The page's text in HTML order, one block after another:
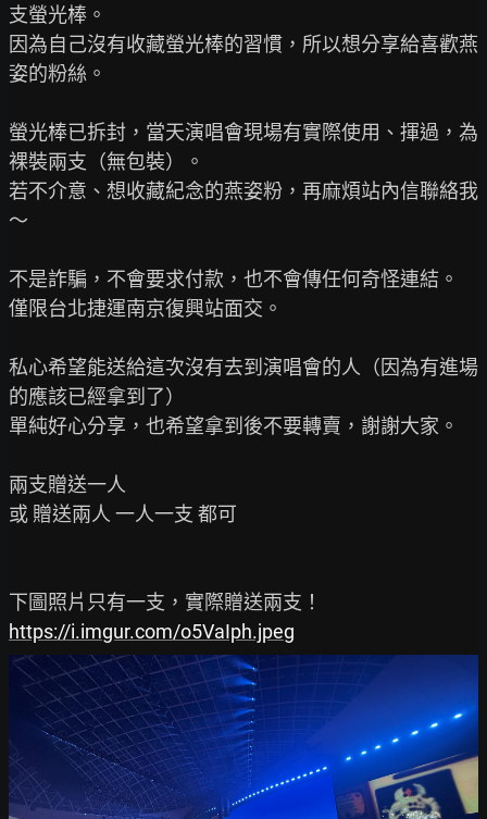
支螢光棒。
因為自己沒有收藏螢光棒的習慣，所以想分享給喜歡燕
姿的粉絲。
螢光棒已拆封，當天演唱會現場有實際使用、揮過，為
裸裝兩支（無包裝）。
若不介意、想收藏紀念的燕姿粉，再麻煩站內信聯絡我
～
不是詐騙，不會要求付款，也不會傳任何奇怪連結。
僅限台北捷運南京復興站面交。
私心希望能送給這次沒有去到演唱會的人（因為有進場
的應該已經拿到了）
單純好心分享，也希望拿到後不要轉賣，謝謝大家。
兩支贈送一人
或 贈送兩人 一人一支 都可
https://i.imgur.com/o5VaIph.jpeg